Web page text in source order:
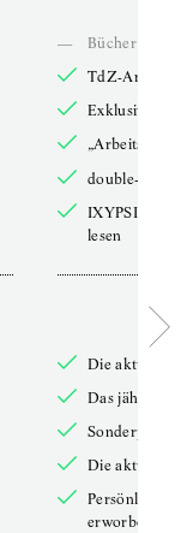
—
Bücher online
TdZ-Artikel
Exklusive
double-
lesen
Die aktuelle
Das jährliche
Die aktuelle
Persönliches
erworbenen